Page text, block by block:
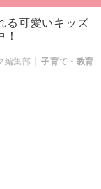
る可愛いキッズ
編集部 |子育て・教育